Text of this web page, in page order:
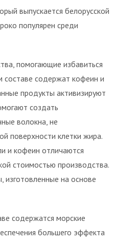
выпускается белорусской
популярен среди
помогающие избавиться
составе содержат кофеин и
продукты активизируют
создать
волокна, не
поверхности клетки жира.
и кофеин отличаются
стоимостью производства.
изготовленные на основе
содержатся морские
большего эффекта